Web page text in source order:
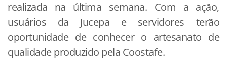
realizada na última semana. Com a ação,
usuários da Jucepa e servidores terão
oportunidade de conhecer o artesanato de
qualidade produzido pela Coostafe.